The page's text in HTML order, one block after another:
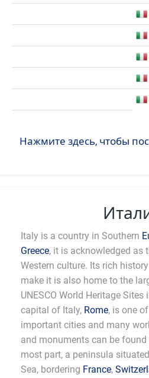
Нажмите здесь, чтобы
Italy is a country in Southern
Greece, it is acknowledged as
Western culture. Its rich
make it is also home to the
UNESCO World Heritage
capital of Italy, Rome, is one
important cities and many
and monuments can be
most part, a peninsula
Sea, bordering France,